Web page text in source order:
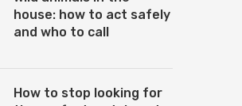
house: how to act safely
and who to call
How to stop looking for